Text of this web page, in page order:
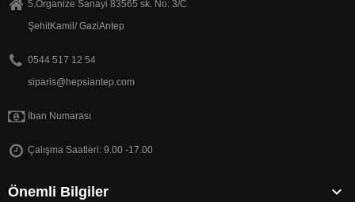
5.Organize Sanayi 83565 sk. No: 3/C
ŞehitKamil/ GaziAntep
0544 517 12 54
siparis@hepsiantep.com
İban Numarası
Çalışma Saatleri: 9.00 -17.00
Önemli Bilgiler 